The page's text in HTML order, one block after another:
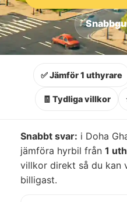
✅ Jämför 1 uthyrare
🧾 Tydliga villkor
Snabbt svar: i Doha
jämföra hyrbil från 1
villkor direkt så du kan
billigast.